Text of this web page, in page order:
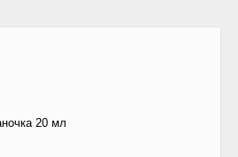
20 мл